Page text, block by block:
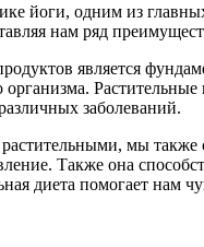
йоги, одним из
нам ряд
является
организма.
заболеваний.
мы также
Также она
диета помогает нам